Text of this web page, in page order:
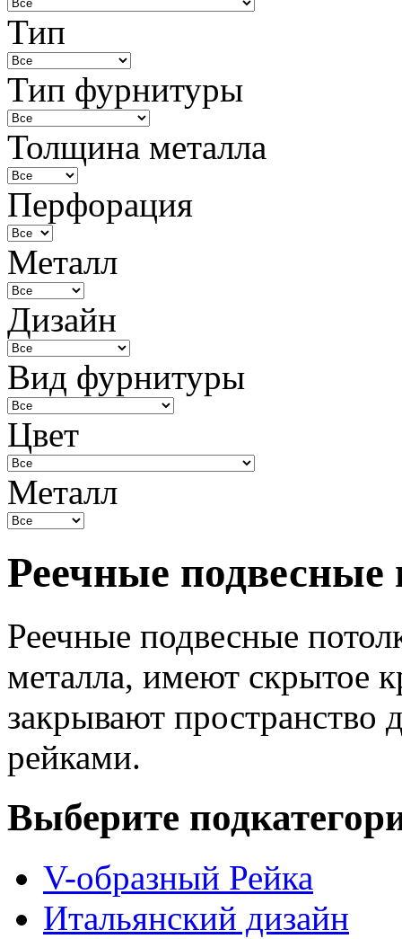
Тип
Тип фурнитуры
Толщина металла
Перфорация
Металл
Дизайн
Вид фурнитуры
Цвет
Металл
Реечные подвесные
Реечные подвесные
металла, имеют скрытое
закрывают
рейками.
Выберите
V-образный Рейка
Итальянский дизайн